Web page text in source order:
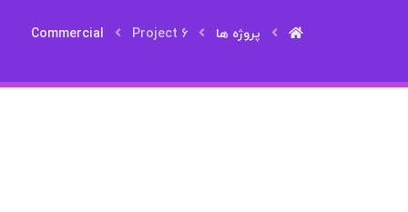
پروژه ها Commercial Project 6